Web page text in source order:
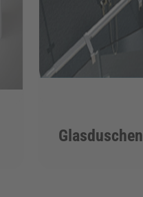
Glasduschen